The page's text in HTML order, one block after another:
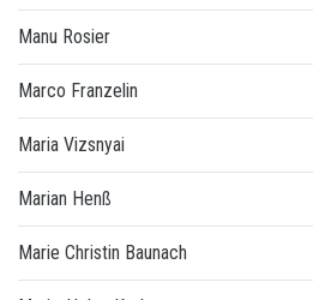
Manu Rosier
Marco Franzelin
Maria Vizsnyai
Marian Henß
Marie Christin Baunach